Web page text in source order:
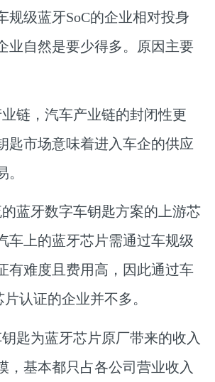
规级蓝牙SoC的企业相对投身
业自然是要少得多。原因主要
链，汽车产业链的封闭性更
匙市场意味着进入车企的供应
蓝牙数字车钥匙方案的上游芯
车上的蓝牙芯片需通过车规级
有难度且费用高，因此通过车
认证的企业并不多。
匙为蓝牙芯片原厂带来的收入
，基本都只占各公司营业收入